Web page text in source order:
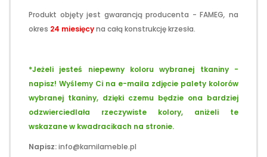
Produkt objęty jest gwarancją producenta - FAMEG, na
okres 24 miesięcyna całą konstrukcję krzesła.
*Jeżeli jesteś niepewny koloru wybranej tkaniny -
napisz! Wyślemy Ci na e-maila zdjęcie palety kolorów
wybranej tkaniny, dzięki czemu będzie ona bardziej
odzwierciedlała rzeczywiste kolory, aniżeli te
wskazane w kwadracikach na stronie.
Napisz:info@kamilameble.pl